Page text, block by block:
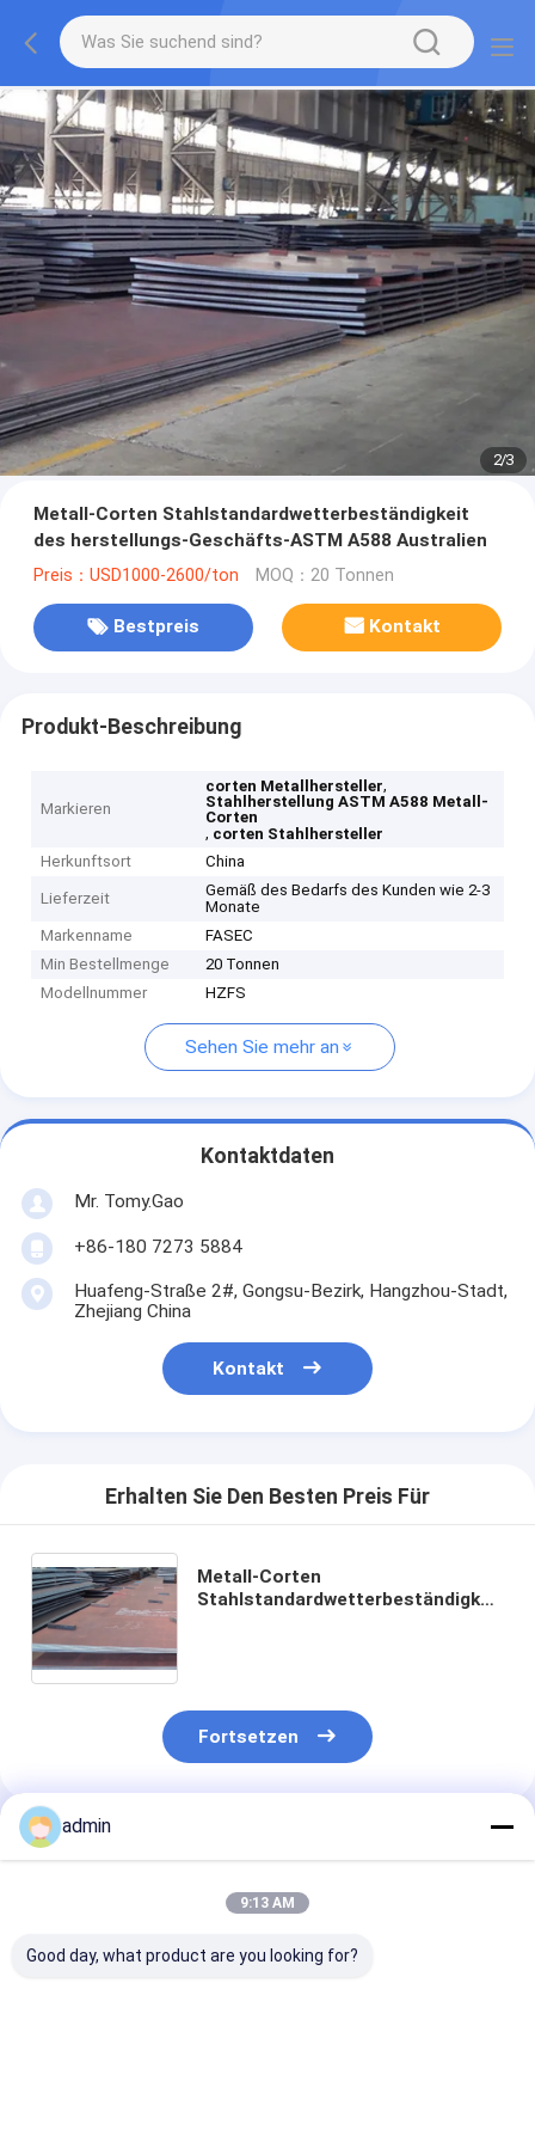
2/3
Metall-Corten Stahlstandardwetterbeständigkeit
des herstellungs-Geschäfts-ASTM A588 Australien
Preis：USD1000-2600/ton MOQ：20 Tonnen
Bestpreis Kontakt
Produkt-Beschreibung
Markieren
corten Metallhersteller,
Stahlherstellung ASTM A588 Metall-
Corten
, corten Stahlhersteller
Herkunftsort
China
Lieferzeit
Gemäß des Bedarfs des Kunden wie 2-3
Monate
Markenname
FASEC
Min Bestellmenge
20 Tonnen
Modellnummer
HZFS
Sehen Sie mehr an
Kontaktdaten
Mr. Tomy.Gao
+86-180 7273 5884
Huafeng-Straße 2#, Gongsu-Bezirk, Hangzhou-Stadt,
Zhejiang China
Kontakt
Erhalten Sie Den Besten Preis Für
Metall-Corten
Stahlstandardwetterbeständigkeit
Fortsetzen
Empfohlene Produkte
admin
9:13 AM
Good day, what product are you looking for?